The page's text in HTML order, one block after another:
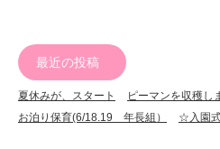
最近の投稿
夏休みが、スタート
ピーマンを収穫し
お泊り保育(6/18.19 年長組）
☆入園